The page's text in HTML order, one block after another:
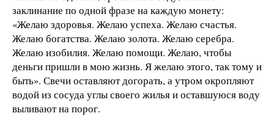
заклинание по одной фразе на каждую монету:
«Желаю здоровья. Желаю успеха. Желаю счастья.
Желаю богатства. Желаю золота. Желаю серебра.
Желаю изобилия. Желаю помощи. Желаю, чтобы
деньги пришли в мою жизнь. Я желаю этого, так тому и
быть». Свечи оставляют догорать, а утром окропляют
водой из сосуда углы своего жилья и оставшуюся воду
выливают на порог.